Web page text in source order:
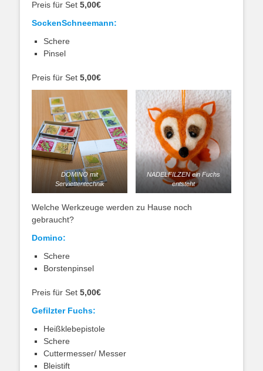
Preis für Set 5,00€
SockenSchneemann:
Schere
Pinsel
Preis für Set 5,00€
DOMINO mit
Serviettentechnik
NADELFILZEN ein Fuchs
entsteht
Welche Werkzeuge werden zu Hause noch
gebraucht?
Domino:
Schere
Borstenpinsel
Preis für Set 5,00€
Gefilzter Fuchs:
Heißklebepistole
Schere
Cuttermesser/ Messer
Bleistift